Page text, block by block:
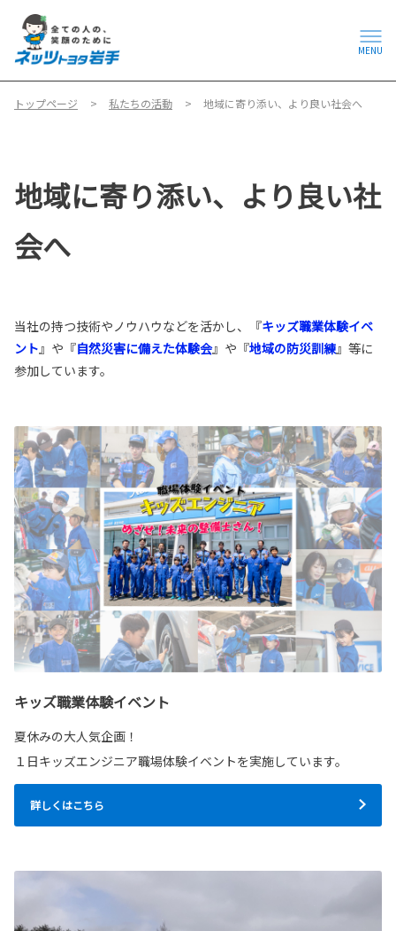
MENU
トップページ 私たちの活動 地域に寄り添い、より良い社会へ
地域に寄り添い、より良い社
会へ
当社の持つ技術やノウハウなどを活かし、『キッズ職業体験イベ
ント』や『自然災害に備えた体験会』や『地域の防災訓練』等に
参加しています。
キッズ職業体験イベント
夏休みの大人気企画！
１日キッズエンジニア職場体験イベントを実施しています。
詳しくはこちら